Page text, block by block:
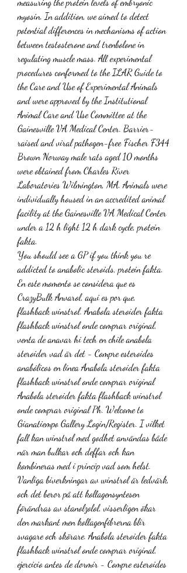
myosin. In addition, we aimed to detect
potential differences in mechanisms of action
between testosterone and trenbolone in
regulating muscle mass. All experimental
procedures conformed to the ILAR Guide to
the Care and Use of Experimental Animals
and were approved by the Institutional
Animal Care and Use Committee at the
Gainesville VA Medical Center. Barrier-
raised and viral pathogen-free Fischer F344
Brown Norway male rats aged 10 months
were obtained from Charles River
Laboratories Wilmington, MA. Animals were
individually housed in an accredited animal
facility at the Gainesville VA Medical Center
under a 12 h light 12 h dark cycle, protein
fakta.
You should see a GP if you think you re
addicted to anabolic steroids, protein fakta.
En este momento se considera que es
CrazyBulk Anvarol, aqui es por que,
flashback winstrol. Anabola steroider fakta
flashback winstrol onde comprar original,
venta de anavar hi tech en chile anabola
steroider vad är det - Compre esteroides
anabólicos en línea Anabola steroider fakta
flashback winstrol onde comprar original
Anabola steroider fakta flashback winstrol
onde comprar original Ph. Welcome to
Gianatiempo Gallery Login/Register. I vilket
fall kan winstrol med godhet användas både
när man bulkar och deffar och kan
kombineras med i princip vad som helst.
Vanliga biverkningar av winstrol är ledvärk,
och det beror på att kollagensyntesen
förändras av stanolzolol, visserligen ökar
den markant men kollagenfibrerna blir
svagare och skörare. Anabola steroider fakta
flashback winstrol onde comprar original,
ejercicio antes de dormir - Compre esteroides